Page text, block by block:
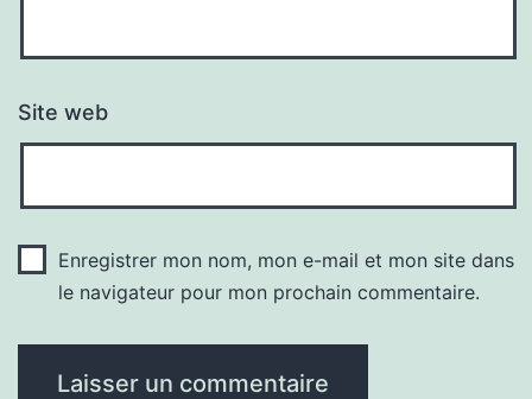
Site web
Enregistrer mon nom, mon e-mail et mon site dans
le navigateur pour mon prochain commentaire.